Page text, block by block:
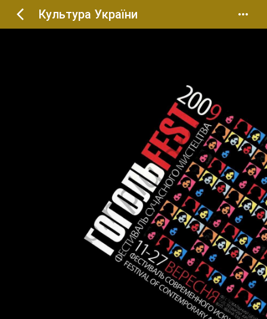
Культура України